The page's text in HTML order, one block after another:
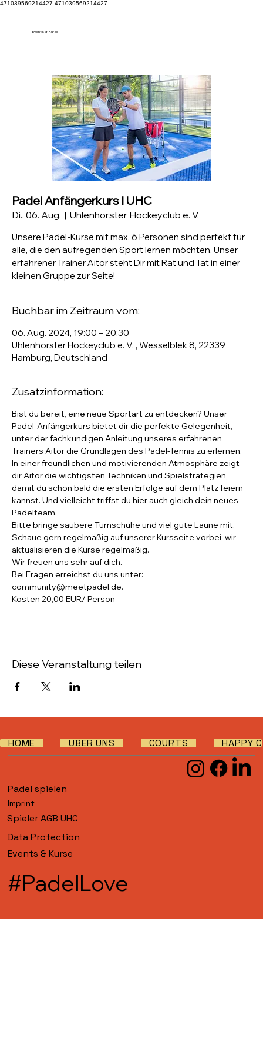
471039569214427 471039569214427
Events & Kurse
Padel Anfängerkurs I UHC
Di., 06. Aug.
  |
Uhlenhorster Hockeyclub e. V.
Unsere Padel-Kurse mit max. 6 Personen sind perfekt für
alle, die den aufregenden Sport lernen möchten. Unser
erfahrener Trainer Aitor steht Dir mit Rat und Tat in einer
kleinen Gruppe zur Seite!
Buchbar im Zeitraum vom:
06. Aug. 2024, 19:00 – 20:30
Uhlenhorster Hockeyclub e. V. , Wesselblek 8, 22339
Hamburg, Deutschland
Zusatzinformation:
Bist du bereit, eine neue Sportart zu entdecken? Unser
Padel-Anfängerkurs bietet dir die perfekte Gelegenheit,
unter der fachkundigen Anleitung unseres erfahrenen
Trainers Aitor die Grundlagen des Padel-Tennis zu erlernen.
In einer freundlichen und motivierenden Atmosphäre zeigt
dir Aitor die wichtigsten Techniken und Spielstrategien,
damit du schon bald die ersten Erfolge auf dem Platz feiern
kannst. Und vielleicht triffst du hier auch gleich dein neues
Padelteam.
Bitte bringe saubere Turnschuhe und viel gute Laune mit.
Schaue gern regelmäßig auf unserer Kursseite vorbei, wir
aktualisieren die Kurse regelmäßig.
Wir freuen uns sehr auf dich.
Bei Fragen erreichst du uns unter:
community@meetpadel.de.
Kosten 20,00 EUR/ Person
Diese Veranstaltung teilen
#PadelLove
Imprint
Data Protection
Padel spielen
Events & Kurse
Spieler AGB UHC
HOME ÜBER UNS COURTS HAPPY